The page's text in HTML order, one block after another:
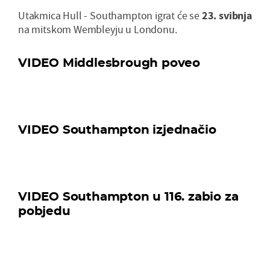
Utakmica Hull - Southampton igrat će se23. svibnja
na mitskom Wembleyju u Londonu.
VIDEO Middlesbrough poveo
VIDEO Southampton izjednačio
VIDEO Southampton u 116. zabio za
pobjedu